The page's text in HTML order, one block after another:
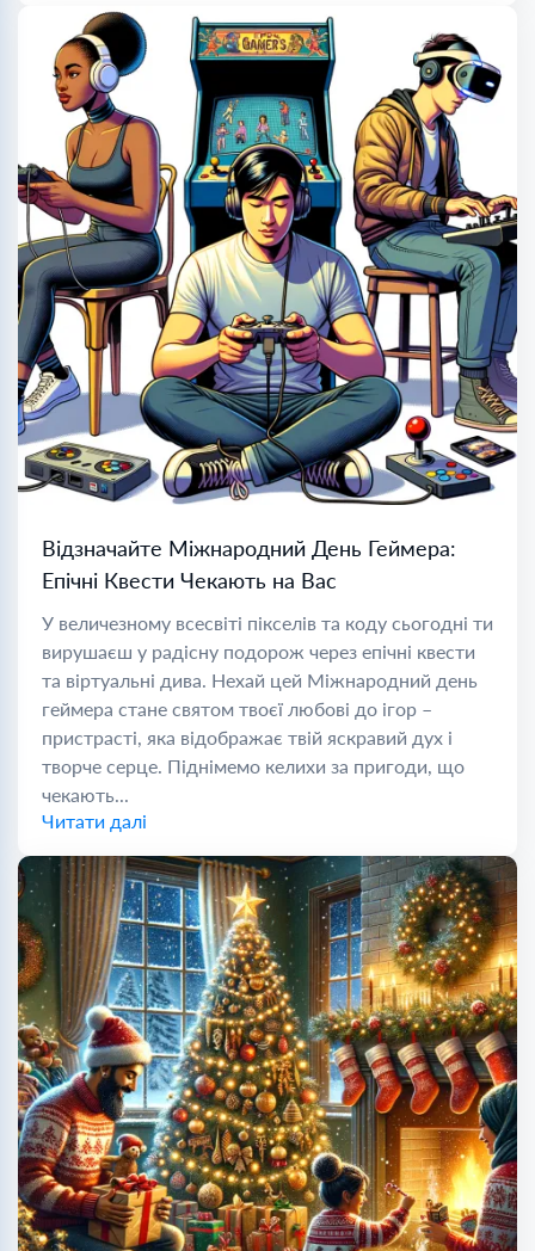
Відзначайте Міжнародний День Геймера:
Епічні Квести Чекають на Вас
У величезному всесвіті пікселів та коду сьогодні ти
вирушаєш у радісну подорож через епічні квести
та віртуальні дива. Нехай цей Міжнародний день
геймера стане святом твоєї любові до ігор –
пристрасті, яка відображає твій яскравий дух і
творче серце. Піднімемо келихи за пригоди, що
чекають...
Читати далі